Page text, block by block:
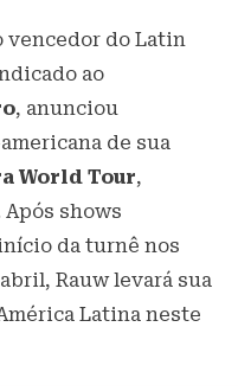
do Latin
ao
, anunciou
de sua
World Tour,
shows
da turnê nos
Rauw levará sua
Latina neste